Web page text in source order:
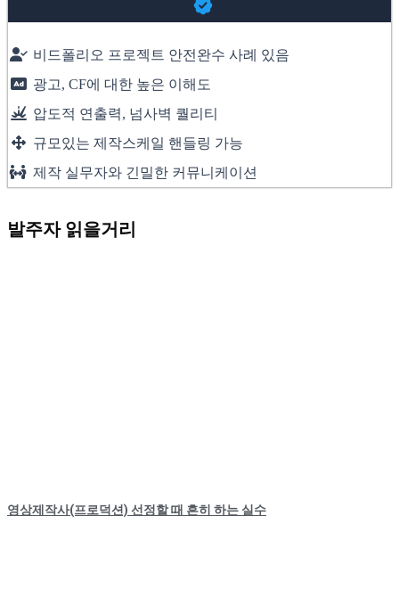
비드폴리오 프로젝트 안전완수 사례 있음
광고, CF에 대한 높은 이해도
압도적 연출력, 넘사벽 퀄리티
규모있는 제작스케일 핸들링 가능
제작 실무자와 긴밀한 커뮤니케이션
발주자 읽을거리
영상제작사(프로덕션) 선정할 때 흔히 하는 실수